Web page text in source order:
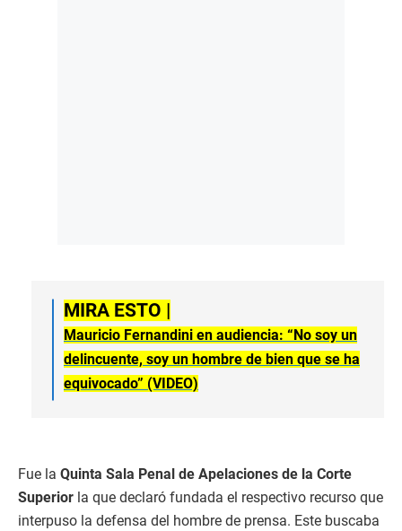
MIRA ESTO |
Mauricio Fernandini en audiencia: “No soy un
delincuente, soy un hombre de bien que se ha
equivocado” (VIDEO)
Fue la Quinta Sala Penal de Apelaciones de la Corte
Superior la que declaró fundada el respectivo recurso que
interpuso la defensa del hombre de prensa. Este buscaba